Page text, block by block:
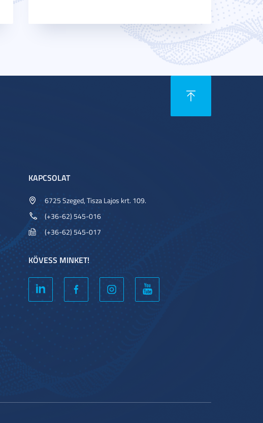
KAPCSOLAT
6725 Szeged, Tisza Lajos krt. 109.
(+36-62) 545-016
(+36-62) 545-017
KÖVESS MINKET!